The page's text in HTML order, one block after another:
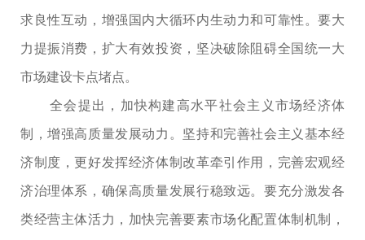
求良性互动，增强国内大循环内生动力和可靠性。要大
力提振消费，扩大有效投资，坚决破除阻碍全国统一大
市场建设卡点堵点。
全会提出，加快构建高水平社会主义市场经济体
制，增强高质量发展动力。坚持和完善社会主义基本经
济制度，更好发挥经济体制改革牵引作用，完善宏观经
济治理体系，确保高质量发展行稳致远。要充分激发各
类经营主体活力，加快完善要素市场化配置体制机制，